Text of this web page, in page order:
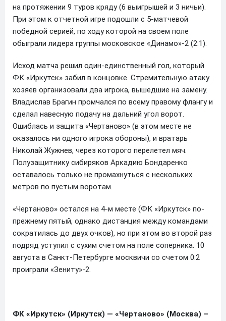
на протяжении 9 туров кряду (6 выигрышей и 3 ничьи).
При этом к отчетной игре подошли с 5-матчевой
победной серией, по ходу которой на своем поле
обыграли лидера группы московское «Динамо»-2 (2:1).
Исход матча решил один-единственный гол, который
ФК «Иркутск» забил в концовке. Стремительную атаку
хозяев организовали два игрока, вышедшие на замену.
Владислав Брагин промчался по всему правому флангу и
сделал навесную подачу на дальний угол ворот.
Ошиблась и защита «Чертаново» (в этом месте не
оказалось ни одного игрока обороны), и вратарь
Николай Жужнев, через которого перелетел мяч.
Полузащитнику сибиряков Аркадию Бондаренко
оставалось только не промахнуться с нескольких
метров по пустым воротам.
«Чертаново» остался на 4-м месте (ФК «Иркутск» по-
прежнему пятый, однако дистанция между командами
сократилась до двух очков), но при этом во второй раз
подряд уступил с сухим счетом на поле соперника. 10
августа в Санкт-Петербурге москвичи со счетом 0:2
проиграли «Зениту»-2.
ФК «Иркутск» (Иркутск) — «Чертаново» (Москва) –